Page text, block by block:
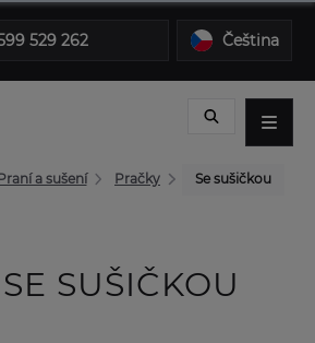
529 262 Čeština
a sušení Pračky Se sušičkou
SUŠIČKOU